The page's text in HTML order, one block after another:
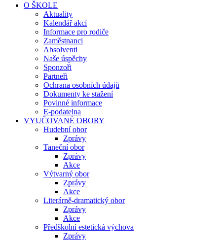
O ŠKOLE
Aktuality
Kalendář akcí
Informace pro rodiče
Zaměstnanci
Absolventi
Naše úspěchy
Sponzoři
Partneři
Ochrana osobních údajů
Dokumenty ke stažení
Povinné informace
E-podatelna
VYUČOVANÉ OBORY
Hudební obor
Zprávy
Taneční obor
Zprávy
Akce
Výtvarný obor
Zprávy
Akce
Literárně-dramatický obor
Zprávy
Akce
Předškolní estetická výchova
Zprávy